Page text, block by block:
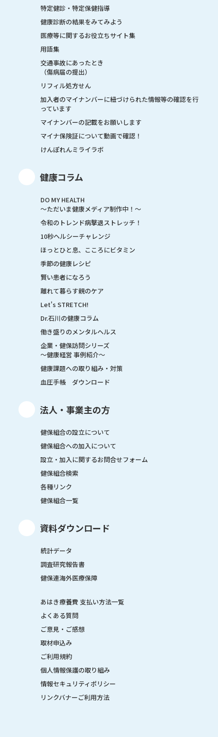
特定健診・特定保健指導
健康診断の結果をみてみよう
医療等に関するお役立ちサイト集
用語集
交通事故にあったとき
（傷病届の提出）
リフィル処方せん
加入者のマイナンバーに紐づけられた情報等の確認を行
っています
マイナンバーの記載をお願いします
マイナ保険証について動画で確認！
けんぽれんミライラボ
健康コラム
DO MY HEALTH
～ただいま健康メディア制作中！～
令和のトレンド病撃退ストレッチ！
10秒ヘルシーチャレンジ
ほっとひと息、こころにビタミン
季節の健康レシピ
賢い患者になろう
離れて暮らす親のケア
Let's STRETCH!
Dr.石川の健康コラム
働き盛りのメンタルヘルス
企業・健保訪問シリーズ
～健康経営 事例紹介～
健康課題への取り組み・対策
血圧手帳 ダウンロード
法人・事業主の方
健保組合の設立について
健保組合への加入について
設立・加入に関するお問合せフォーム
健保組合検索
各種リンク
健保組合一覧
資料ダウンロード
統計データ
調査研究報告書
健保連海外医療保障
あはき療養費 支払い方法一覧
よくある質問
ご意見・ご感想
取材申込み
ご利用規約
個人情報保護の取り組み
情報セキュリティポリシー
リンクバナーご利用方法